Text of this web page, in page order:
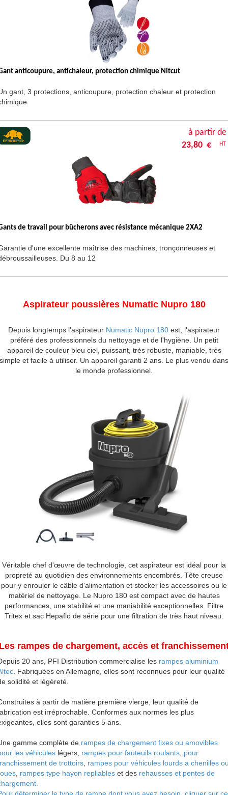
anticoupure, antichaleur, protection chimique Nitcut
gant, 3 protections, anticoupure, protection chaleur et protection
à partir de
23,80 €
HT
de travail pour bûcherons avec résistance mécanique 2XA2
d'une excellente maîtrise des machines, tronçonneuses et
Du 8 au 12
Aspirateur poussières Numatic Nupro 180
Depuis longtemps l'aspirateur Numatic Nupro 180 est, l'aspirateur
préféré des professionnels du nettoyage et de l'hygiène. Un petit
appareil de couleur bleu ciel, puissant, très robuste, maniable, très
simple et facile à utiliser. Un appareil garanti 2 ans. Le plus vendu dans
le monde professionnel.
Véritable chef d'œuvre de technologie, cet aspirateur est idéal pour la
propreté au quotidien des environnements encombrés. Tête creuse
pour y enrouler le câble d'alimentation et stocker les accessoires ou le
matériel de nettoyage. Le Nupro 180 est compact avec de hautes
performances, une stabilité et une maniabilité exceptionnelles. Filtre
Tritex et sac Hepaflo de série pour une filtration de très haut niveau.
rampes de chargement, accès et
20 ans, PFI Distribution commercialise les rampes aluminium
. Fabriquées en Allemagne, elles sont reconnues pour leur qualité
solidité et légèreté.
à partir de matière première vierge, leur qualité de
est irréprochable. Conformes aux normes les plus
elles sont garanties 5 ans.
gamme complète de rampes de chargement fixes ou amovibles
les véhicules légers, rampes pour fauteuils roulants, pour
de trottoirs, rampes pour véhicules lourds a chenilles
, rampes type hayon repliables et des rehausses et pentes de